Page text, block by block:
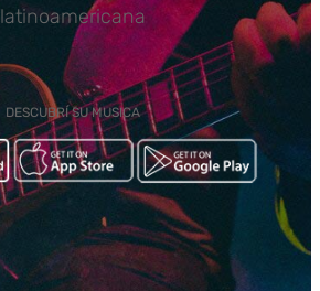
latinoamericana
DESCUBRÍ SU MUSICA